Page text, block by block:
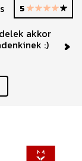
5
akkor
:)